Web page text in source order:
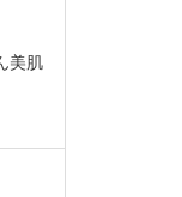
美肌